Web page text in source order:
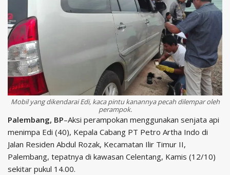
Mobil yang dikendarai Edi, kaca pintu kanannya pecah dilempar oleh
perampok.
Palembang, BP–Aksi perampokan menggunakan senjata api
menimpa Edi (40), Kepala Cabang PT Petro Artha Indo di
Jalan Residen Abdul Rozak, Kecamatan Ilir Timur II,
Palembang, tepatnya di kawasan Celentang, Kamis (12/10)
sekitar pukul 14.00.